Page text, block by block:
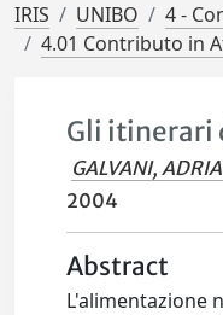
IRIS UNIBO
4 -
4.01 Contributo in
Gli itinerari
GALVANI,
2004
Abstract
L'alimentazione